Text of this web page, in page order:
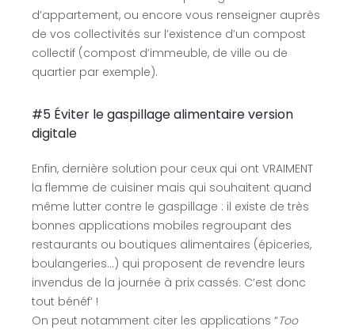
d’appartement, ou encore vous renseigner auprès
de vos collectivités sur l’existence d’un compost
collectif (compost d’immeuble, de ville ou de
quartier par exemple).
#5 Éviter le gaspillage alimentaire version
digitale
Enfin, dernière solution pour ceux qui ont VRAIMENT
la flemme de cuisiner mais qui souhaitent quand
même lutter contre le gaspillage : il existe de très
bonnes applications mobiles regroupant des
restaurants ou boutiques alimentaires (épiceries,
boulangeries…) qui proposent de revendre leurs
invendus de la journée à prix cassés. C’est donc
tout bénéf’ !
On peut notamment citer les applications “Too